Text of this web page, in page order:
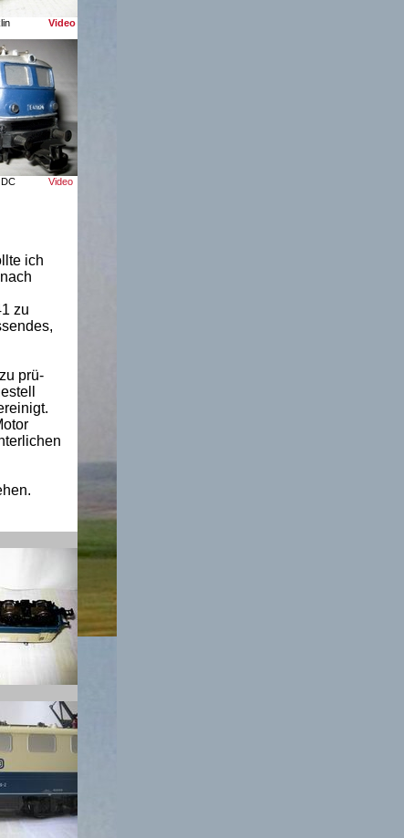
Video
DC Video
ich
zu
prü-